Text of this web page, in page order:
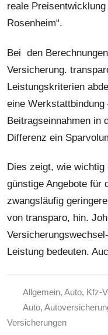
reale
Rosenheim“.
Bei den
Versicherung.
Leistungskriterien
eine
Beitragseinnahmen in
Differenz ein
Dies zeigt, wie wichtig
günstige Angebote für
zwangsläufig
von transparo, hin.
Leistung bedeuten.
Allgemein,Auto, Kfz-
Auto,
Versicherungen